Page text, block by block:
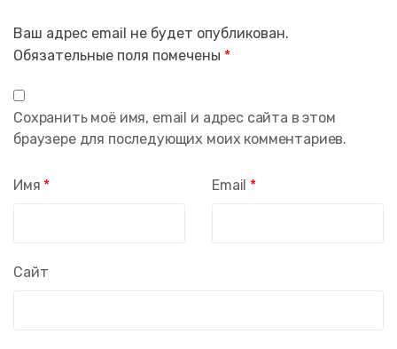
Ваш адрес email не будет опубликован.
Обязательные поля помечены *
Имя * Email *
Сайт
Сохранить моё имя, email и адрес сайта в этом
браузере для последующих моих комментариев.